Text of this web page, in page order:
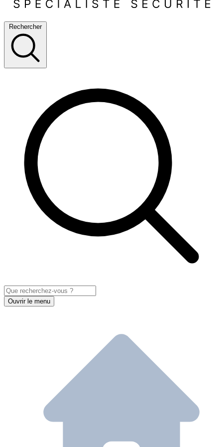
Rechercher
Ouvrir le menu